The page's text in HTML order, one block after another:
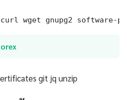
wget gnupg2 software-
git jq unzip